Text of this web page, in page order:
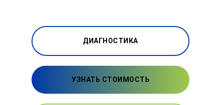
ДИАГНОСТИКА
УЗНАТЬ СТОИМОСТЬ